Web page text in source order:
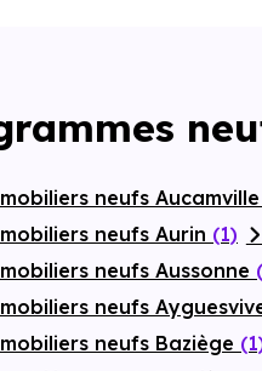
neufs Aucamville
neufs Aurin (1)
neufs Aussonne
neufs
neufs Baziège